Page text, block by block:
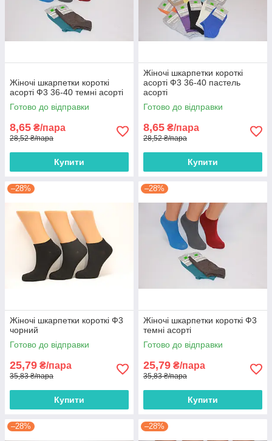
Жіночі шкарпетки короткі
асорті Ф3 36-40 темні асорті
Готово до відправки
8,65 ₴/пара
28,52 ₴/пара
Купити
Жіночі шкарпетки короткі
асорті Ф3 36-40 пастель
асорті
Готово до відправки
8,65 ₴/пара
28,52 ₴/пара
Купити
–28%
Жіночі шкарпетки короткі Ф3
чорний
Готово до відправки
25,79 ₴/пара
35,83 ₴/пара
Купити
–28%
Жіночі шкарпетки короткі Ф3
темні асорті
Готово до відправки
25,79 ₴/пара
35,83 ₴/пара
Купити
–28% –28%